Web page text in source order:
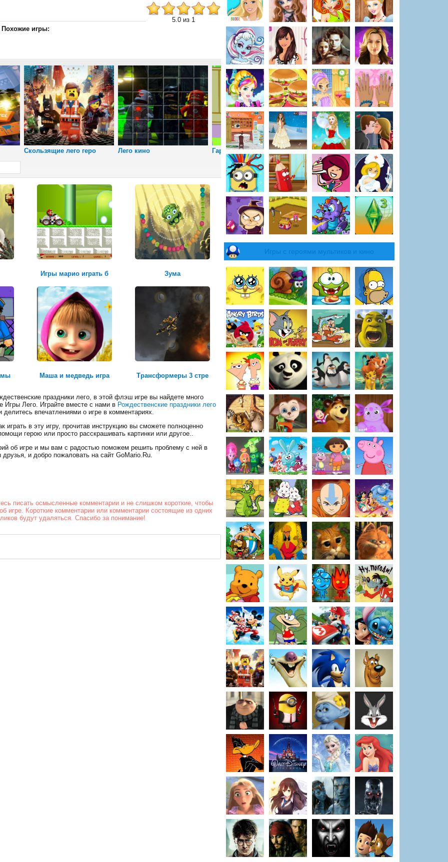
Юрского периода
Пляжный
квадроцикл
Стрельба в
офисе
Скорость на
5.0 из 1
Похожие игры:
Скользящие лего геро Лего кино Гарфил и Новый год Щенячий патруль и др
Игры марио играть б Зума
Маша и медведь игра Трансформеры 3 стре
праздники лего, в этой флэш игре вы найдете много
Игры Лего. Играйте вместе с нами в Рождественские праздники лего
впечатлениями о игре в комментариях.
в эту игру, прочитав инструкцию вы сможете полноценно
герою или просто расскрашивать картинки или другое..
об игре и мы вам с радостью поможем решить проблему с ней в
и добро пожаловать на сайт GoMario.Ru.
писать осмысленные комментарии и не слишком короткие, чтобы
игре. Короткие комментарии или комментарии состоящие из одних
будут удаляться. Спасибо за понимание!
Игры с героями мультиков и кино